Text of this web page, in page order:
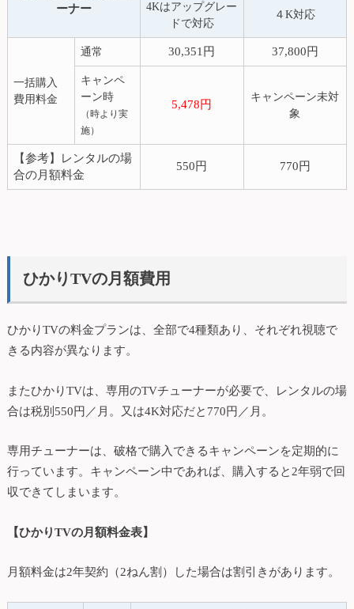
ーナー
4Kはアップグレー
ドで対応
４K対応
一括購入
費用料金
通常 30,351円 37,800円
キャンペ
ーン時
（時より実
施）
5,478円
キャンペーン未対
象
【参考】レンタルの場
合の月額料金
550円 770円
ひかりTVの月額費用
ひかりTVの料金プランは、全部で4種類あり、それぞれ視聴で
きる内容が異なります。
またひかりTVは、専用のTVチューナーが必要で、レンタルの場
合は税別550円／月。又は4K対応だと770円／月。
専用チューナーは、破格で購入できるキャンペーンを定期的に
行っています。キャンペーン中であれば、購入すると2年弱で回
収できてしまいます。
【ひかりTVの月額料金表】
月額料金は2年契約（2ねん割）した場合は割引きがあります。